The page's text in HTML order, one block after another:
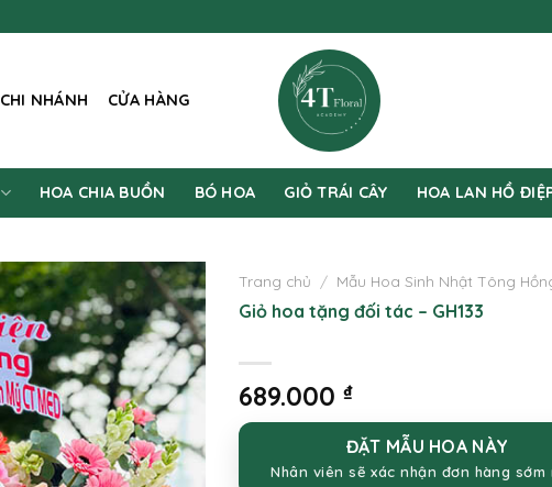
CHI NHÁNH CỬA HÀNG
HOA CHIA BUỒN BÓ HOA GIỎ TRÁI CÂY HOA LAN HỒ
Trang chủ / Mẫu Hoa Sinh Nhật Tông
Giỏ hoa tặng đối tác – GH133
689.000 ₫
ĐẶT MẪU HOA NÀY
Nhân viên sẽ xác nhận đơn hàng sớm